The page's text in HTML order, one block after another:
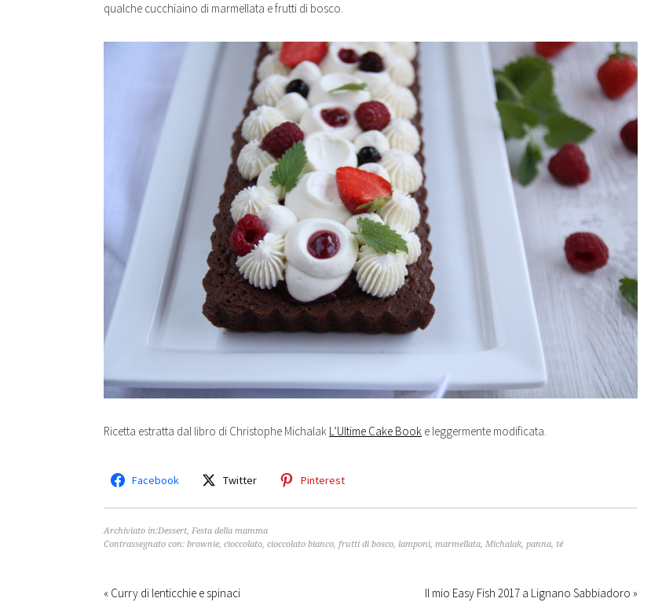
qualche cucchiaino di marmellata e frutti di bosco.
Ricetta estratta dal libro di Christophe Michalak L’Ultime Cake Book e leggermente modificata.
Facebook Twitter Pinterest
Archiviato in:Dessert, Festa della mamma
Contrassegnato con: brownie, cioccolato, cioccolato bianco, frutti di bosco, lamponi, marmellata, Michalak, panna, té
« Curry di lenticchie e spinaci Il mio Easy Fish 2017 a Lignano Sabbiadoro »